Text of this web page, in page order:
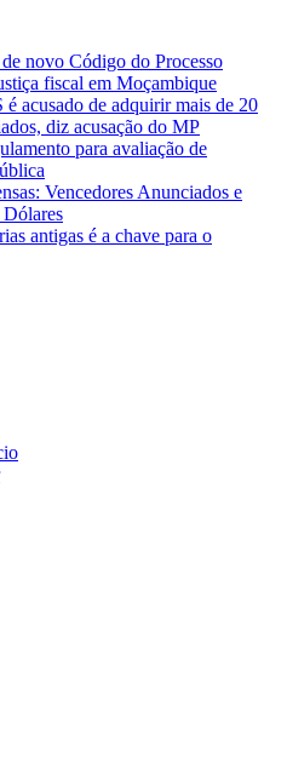
novo Código do Processo
fiscal em Moçambique
acusado de adquirir mais de 20
diz acusação do MP
para avaliação de
Vencedores Anunciados e
antigas é a chave para o